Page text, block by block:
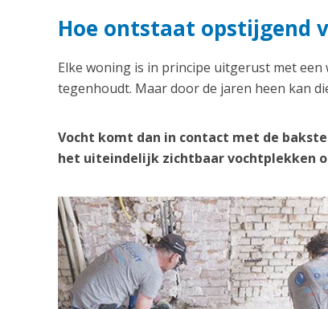
Hoe ontstaat opstijgend
Elke woning is in principe uitgerust met
tegenhoudt. Maar door de jaren heen kan
Vocht komt dan in contact met de
het uiteindelijk zichtbaar vochtplekken